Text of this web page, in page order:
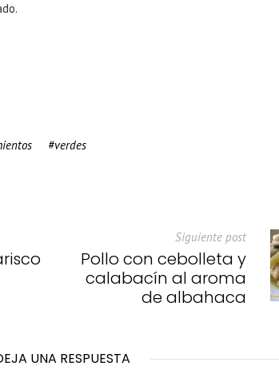
verdes
Siguiente post
Pollo con cebolleta y
calabacín al aroma
de albahaca
UNA RESPUESTA